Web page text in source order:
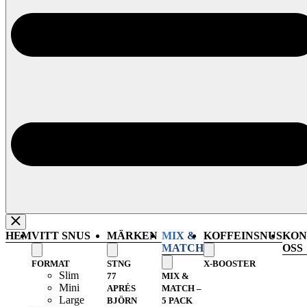
HEMVITT SNUS
FORMAT
Slim
Mini
Large
MÄRKEN
STNG
77
APRÉS
BJÖRN
MIX &
MATCH
MIX &
MATCH –
5 PACK
KOFFEINSNUS
X-BOOSTER
OSS